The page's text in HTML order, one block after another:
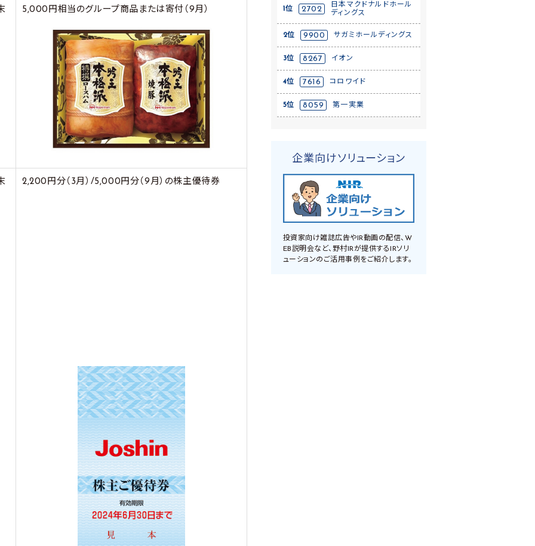
5,000円相当のグループ商品または寄付（9月）
2,200円分（3月）/5,000円分（9月）の株主優待券
1位 2702
日本マクドナルドホール
ディングス
2位 9900 サガミホールディングス
3位 8267 イオン
4位 7616 コロワイド
5位 8059 第一実業
企業向けソリューション
投資家向け雑誌広告やIR動画の配信、W
EB説明会など、野村IRが提供するIRソリ
ューションのご活用事例をご紹介します。